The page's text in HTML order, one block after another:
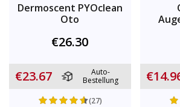
Dermoscent PYOclean
Oto
€26.30
€23.67
Auto-
Bestellung
(27)